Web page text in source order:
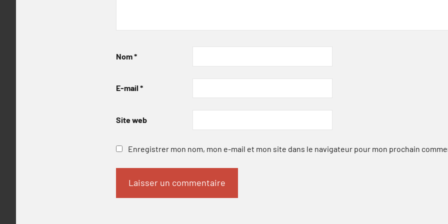
Nom*
E-mail *
Site web
Enregistrer mon nom, mon e-mail et mon site dans le navigateur pour mon prochain